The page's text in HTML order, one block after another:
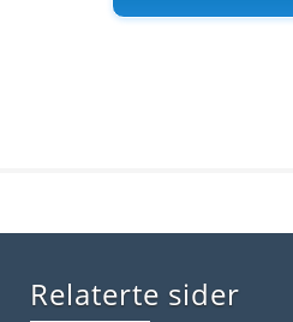
Relaterte sider